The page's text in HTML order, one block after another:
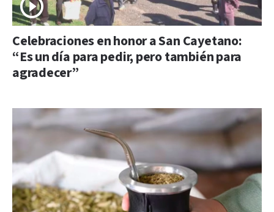
Celebraciones en honor a San Cayetano:
“Es un día para pedir, pero también para
agradecer”